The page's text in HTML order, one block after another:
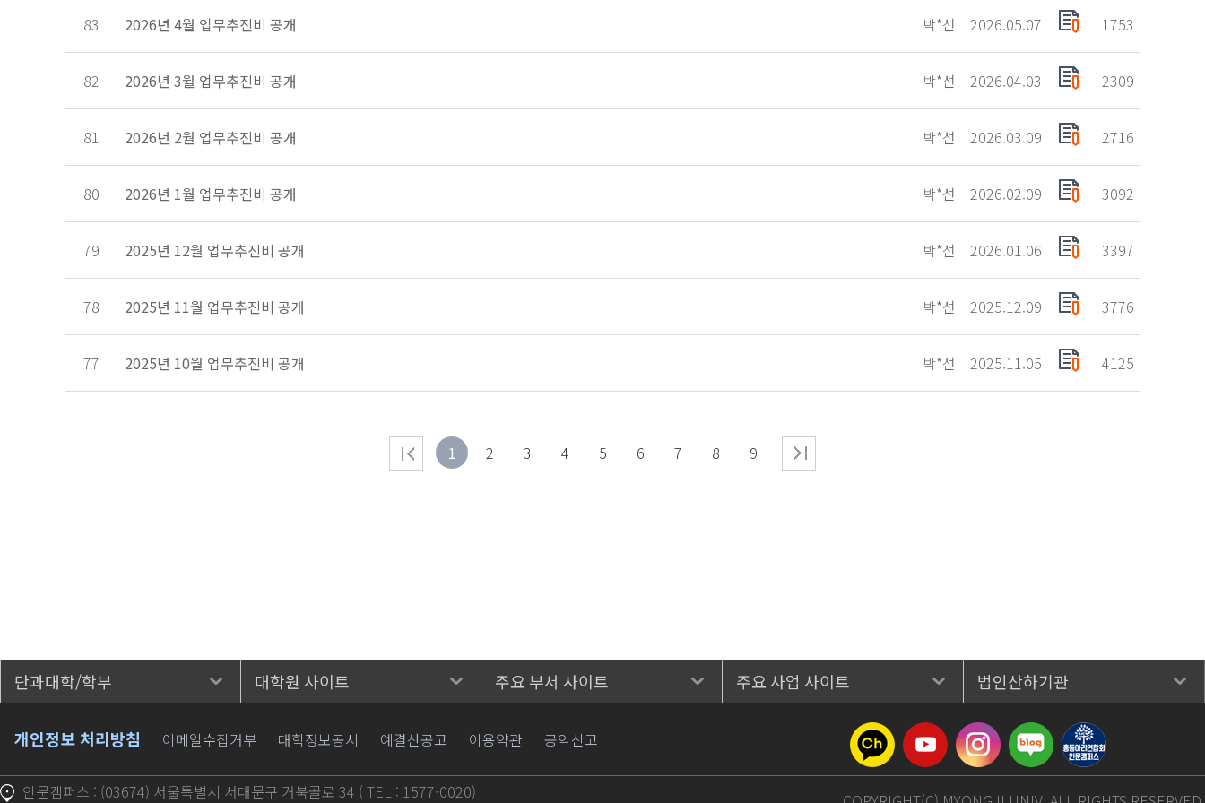
83 2026년 4월 업무추진비 공개 박*선 2026.05.07 1753
82 2026년 3월 업무추진비 공개 박*선 2026.04.03 2309
81 2026년 2월 업무추진비 공개 박*선 2026.03.09 2716
80 2026년 1월 업무추진비 공개 박*선 2026.02.09 3092
79 2025년 12월 업무추진비 공개 박*선 2026.01.06 3397
78 2025년 11월 업무추진비 공개 박*선 2025.12.09 3776
77 2025년 10월 업무추진비 공개 박*선 2025.11.05 4125
1 2 3 4 5 6 7 8 9
단과대학/학부 대학원 사이트 주요 부서 사이트 주요 사업 사이트 법인산하기관
개인정보 처리방침 이메일수집거부 대학정보공시 예결산공고 이용약관 공익신고
인문캠퍼스 : (03674) 서울특별시 서대문구 거북골로 34 ( TEL : 1577-0020)